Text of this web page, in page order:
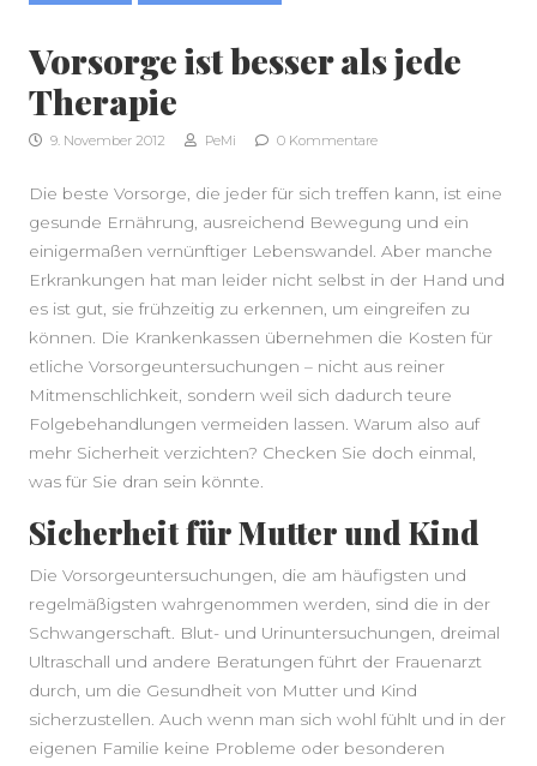
Vorsorge ist besser als jede
Therapie
9. November 2012 PeMi 0 Kommentare
Die beste Vorsorge, die jeder für sich treffen kann, ist eine
gesunde Ernährung, ausreichend Bewegung und ein
einigermaßen vernünftiger Lebenswandel. Aber manche
Erkrankungen hat man leider nicht selbst in der Hand und
es ist gut, sie frühzeitig zu erkennen, um eingreifen zu
können. Die Krankenkassen übernehmen die Kosten für
etliche Vorsorgeuntersuchungen – nicht aus reiner
Mitmenschlichkeit, sondern weil sich dadurch teure
Folgebehandlungen vermeiden lassen. Warum also auf
mehr Sicherheit verzichten? Checken Sie doch einmal,
was für Sie dran sein könnte.
Sicherheit für Mutter und Kind
Die Vorsorgeuntersuchungen, die am häufigsten und
regelmäßigsten wahrgenommen werden, sind die in der
Schwangerschaft. Blut- und Urinuntersuchungen, dreimal
Ultraschall und andere Beratungen führt der Frauenarzt
durch, um die Gesundheit von Mutter und Kind
sicherzustellen. Auch wenn man sich wohl fühlt und in der
eigenen Familie keine Probleme oder besonderen
SEITENLEISTE